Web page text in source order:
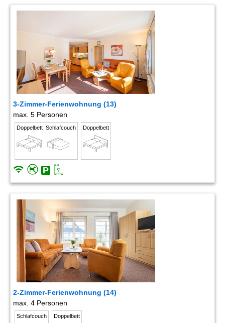
3-Zimmer-Ferienwohnung (13)
max. 5 Personen
Doppelbett Schlafcouch Doppelbett
2-Zimmer-Ferienwohnung (14)
max. 4 Personen
Schlafcouch Doppelbett